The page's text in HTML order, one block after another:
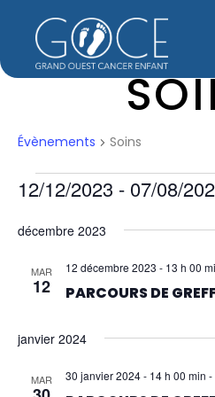
Évènements Soins
ÉVÈNEMENTS
12/12/2023 - 07/08/
une
décembre 2023
MAR
12 PARCOURS DE
12 décembre 2023 - 13 h 00
janvier 2024
MAR 30 janvier 2024 - 14 h 00 min -